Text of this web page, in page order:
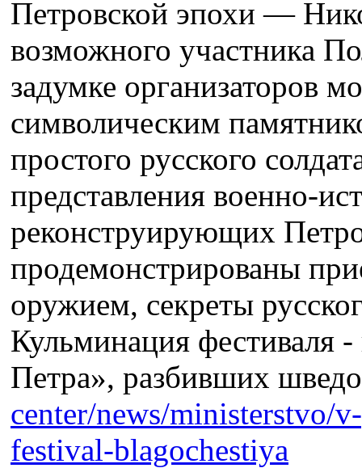
Петровской эпохи —
возможного участника
задумке организаторов
символическим
простого русского
представления военно-
реконструирующих
продемонстрированы
оружием, секреты
Кульминация фестиваля
Петра», разбивших
center/news/ministerstvo/
festival-blagochestiya